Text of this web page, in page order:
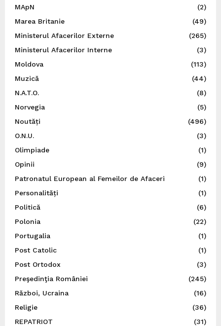
MApN
(2)
Marea Britanie
(49)
Ministerul Afacerilor Externe
(265)
Ministerul Afacerilor Interne
(3)
Moldova
(113)
Muzică
(44)
N.A.T.O.
(8)
Norvegia
(5)
Noutăți
(496)
O.N.U.
(3)
Olimpiade
(1)
Opinii
(9)
Patronatul European al Femeilor de Afaceri
(1)
Personalități
(1)
Politică
(6)
Polonia
(22)
Portugalia
(1)
Post Catolic
(1)
Post Ortodox
(3)
Preşedinţia României
(245)
Război, Ucraina
(16)
Religie
(36)
REPATRIOT
(31)